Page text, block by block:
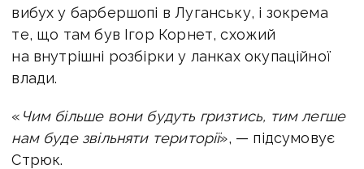
вибух у барбершопі в Луганську, і зокрема
те, що там був Ігор Корнет, схожий
на внутрішні розбірки у ланках окупаційної
влади.
« Чим більше вони будуть гризтись, тим легше
нам буде звільняти території», — підсумовує
Стрюк.